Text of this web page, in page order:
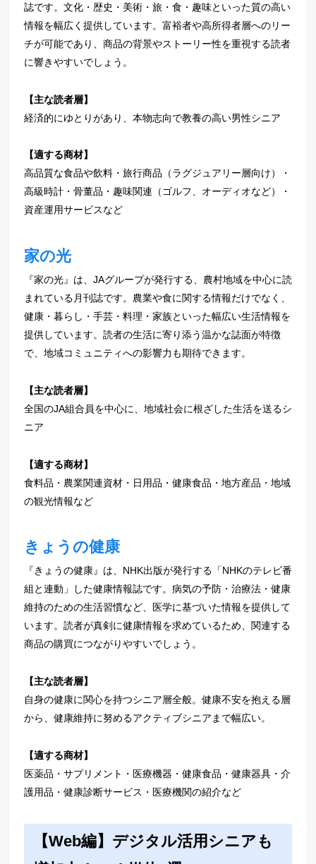
誌です。文化・歴史・美術・旅・食・趣味といった質の高い
情報を幅広く提供しています。富裕者や高所得者層へのリー
チが可能であり、商品の背景やストーリー性を重視する読者
に響きやすいでしょう。
【主な読者層】
経済的にゆとりがあり、本物志向で教養の高い男性シニア
【適する商材】
高品質な食品や飲料・旅行商品（ラグジュアリー層向け）・
高級時計・骨董品・趣味関連（ゴルフ、オーディオなど）・
資産運用サービスなど
家の光
『家の光』は、JAグループが発行する、農村地域を中心に読
まれている月刊誌です。農業や食に関する情報だけでなく、
健康・暮らし・手芸・料理・家族といった幅広い生活情報を
提供しています。読者の生活に寄り添う温かな誌面が特徴
で、地域コミュニティへの影響力も期待できます。
【主な読者層】
全国のJA組合員を中心に、地域社会に根ざした生活を送るシ
ニア
【適する商材】
食料品・農業関連資材・日用品・健康食品・地方産品・地域
の観光情報など
きょうの健康
『きょうの健康』は、NHK出版が発行する「NHKのテレビ番
組と連動」した健康情報誌です。病気の予防・治療法・健康
維持のための生活習慣など、医学に基づいた情報を提供して
います。読者が真剣に健康情報を求めているため、関連する
商品の購買につながりやすいでしょう。
【主な読者層】
自身の健康に関心を持つシニア層全般。健康不安を抱える層
から、健康維持に努めるアクティブシニアまで幅広い。
【適する商材】
医薬品・サプリメント・医療機器・健康食品・健康器具・介
護用品・健康診断サービス・医療機関の紹介など
【Web編】デジタル活用シニアも